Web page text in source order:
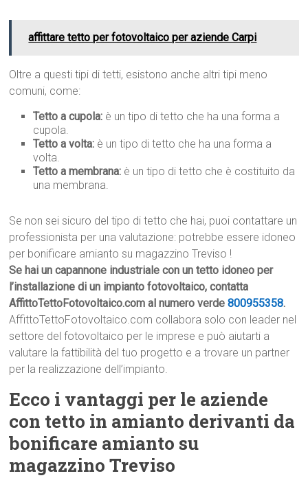
affittare tetto per fotovoltaico per aziende Carpi
Oltre a questi tipi di tetti, esistono anche altri tipi meno
comuni, come:
Tetto a cupola: è un tipo di tetto che ha una forma a
cupola.
Tetto a volta: è un tipo di tetto che ha una forma a
volta.
Tetto a membrana: è un tipo di tetto che è costituito da
una membrana.
Se non sei sicuro del tipo di tetto che hai, puoi contattare un
professionista per una valutazione: potrebbe essere idoneo
per bonificare amianto su magazzino Treviso !
Se hai un capannone industriale con un tetto idoneo per
l’installazione di un impianto fotovoltaico, contatta
AffittoTettoFotovoltaico.com al numero verde800955358.
AffittoTettoFotovoltaico.com collabora solo con leader nel
settore del fotovoltaico per le imprese e può aiutarti a
valutare la fattibilità del tuo progetto e a trovare un partner
per la realizzazione dell’impianto.
Ecco i vantaggi per le aziende
con tetto in amianto derivanti da
bonificare amianto su
magazzino Treviso